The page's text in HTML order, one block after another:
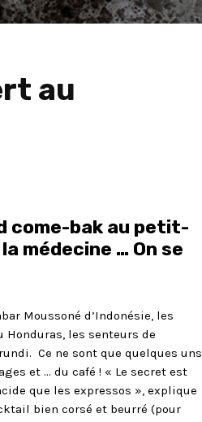
au
come-bak au petit-
médecine … On se
Moussoné d’Indonésie, les
Honduras, les senteurs de
Ce ne sont que quelques uns
et … du café ! « Le secret est
que les expressos », explique
bien corsé et beurré (pour